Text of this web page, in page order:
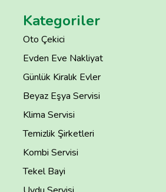
Kategoriler
Oto Çekici
Evden Eve Nakliyat
Günlük Kiralık Evler
Beyaz Eşya Servisi
Klima Servisi
Temizlik Şirketleri
Kombi Servisi
Tekel Bayi